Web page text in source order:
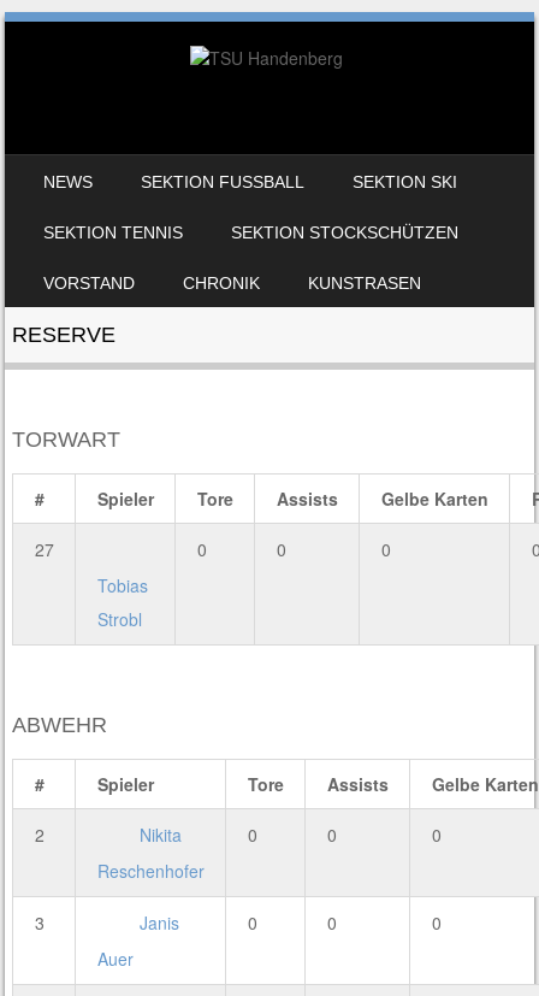
NEWS SEKTION FUSSBALL SEKTION SKI
SEKTION TENNIS SEKTION STOCKSCHÜTZEN
VORSTAND CHRONIK KUNSTRASEN
RESERVE
TORWART
# Spieler Tore Assists Gelbe Karten
27
Tobias
Strobl
0 0 0
ABWEHR
# Spieler Tore Assists Gelbe Karten
2
Nikita
Reschenhofer
0 0 0
3
Janis
Auer
0 0 0